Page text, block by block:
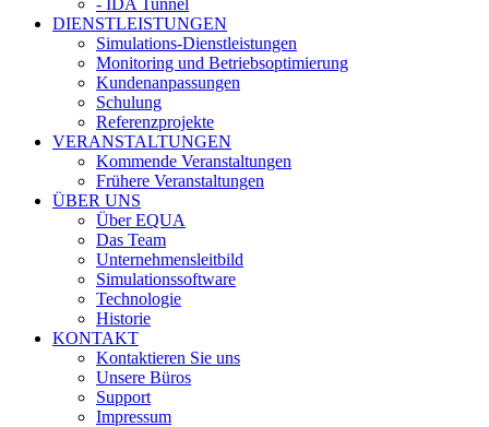
- IDA Tunnel
DIENSTLEISTUNGEN
Simulations-Dienstleistungen
Monitoring und Betriebsoptimierung
Kundenanpassungen
Schulung
Referenzprojekte
VERANSTALTUNGEN
Kommende Veranstaltungen
Frühere Veranstaltungen
ÜBER UNS
Über EQUA
Das Team
Unternehmensleitbild
Simulationssoftware
Technologie
Historie
KONTAKT
Kontaktieren Sie uns
Unsere Büros
Support
Impressum